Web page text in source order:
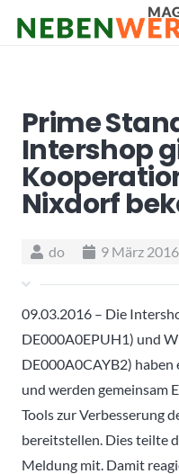
Prime
Intershop
Nixdorf
do 9 März 2016
09.03.2016 – Die
DE000A0EPUH1) und
DE000A0CAYB2) haben
und werden gemeinsam
Tools zur Verbesserung
bereitstellen. Dies teilte
Meldung mit. Damit